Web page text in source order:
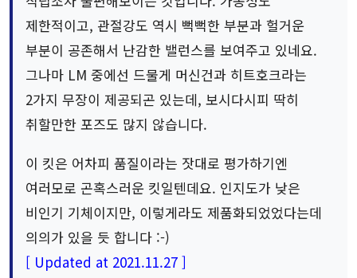
제한적이고, 관절강도 역시 뻑뻑한 부분과 헐거운
부분이 공존해서 난감한 밸런스를 보여주고 있네요.
그나마 LM 중에선 드물게 머신건과 히트호크라는
2가지 무장이 제공되곤 있는데, 보시다시피 딱히
취할만한 포즈도 많지 않습니다.
이 킷은 어차피 품질이라는 잣대로 평가하기엔
여러모로 곤혹스러운 킷일텐데요. 인지도가 낮은
비인기 기체이지만, 이렇게라도 제품화되었었다는데
의의가 있을 듯 합니다 :-)
[ Updated at 2021.11.27 ]